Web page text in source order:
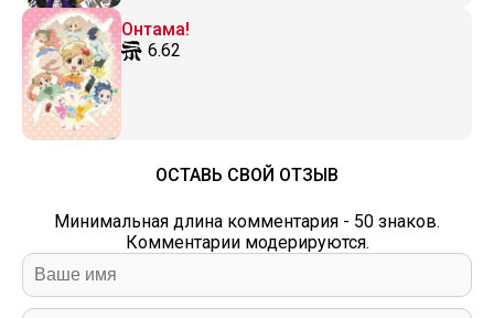
Онтама!
6.62
ОСТАВЬ СВОЙ ОТЗЫВ
Минимальная длина комментария - 50 знаков.
Комментарии модерируются.